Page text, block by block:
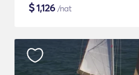
$1,126 /nat